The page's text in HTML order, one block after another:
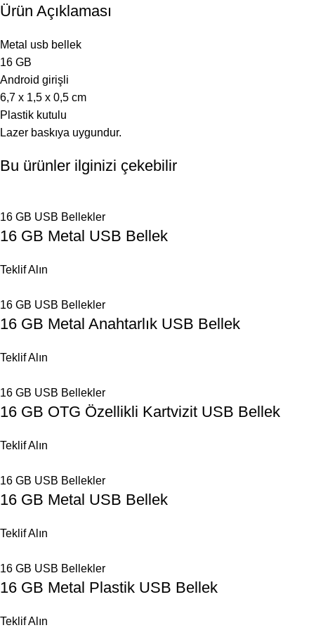
Ürün Açıklaması
Metal usb bellek
16 GB
Android girişli
6,7 x 1,5 x 0,5 cm
Plastik kutulu
Lazer baskıya uygundur.
Bu ürünler ilginizi çekebilir
16 GB USB Bellekler
16 GB Metal USB Bellek
Teklif Alın
16 GB USB Bellekler
16 GB Metal Anahtarlık USB Bellek
Teklif Alın
16 GB USB Bellekler
16 GB OTG Özellikli Kartvizit USB Bellek
Teklif Alın
16 GB USB Bellekler
16 GB Metal USB Bellek
Teklif Alın
16 GB USB Bellekler
16 GB Metal Plastik USB Bellek
Teklif Alın